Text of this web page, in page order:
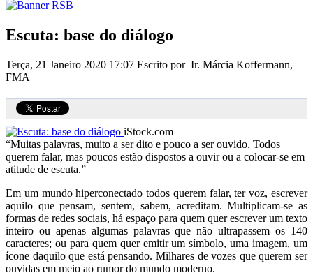
Escuta: base do diálogo
Terça, 21 Janeiro 2020 17:07 Escrito por Ir. Márcia Koffermann,
FMA
iStock.com
“Muitas palavras, muito a ser dito e pouco a ser ouvido. Todos
querem falar, mas poucos estão dispostos a ouvir ou a colocar-se em
atitude de escuta.”
Em um mundo hiperconectado todos querem falar, ter voz, escrever
aquilo que pensam, sentem, sabem, acreditam. Multiplicam-se as
formas de redes sociais, há espaço para quem quer escrever um texto
inteiro ou apenas algumas palavras que não ultrapassem os 140
caracteres; ou para quem quer emitir um símbolo, uma imagem, um
ícone daquilo que está pensando. Milhares de vozes que querem ser
ouvidas em meio ao rumor do mundo moderno.